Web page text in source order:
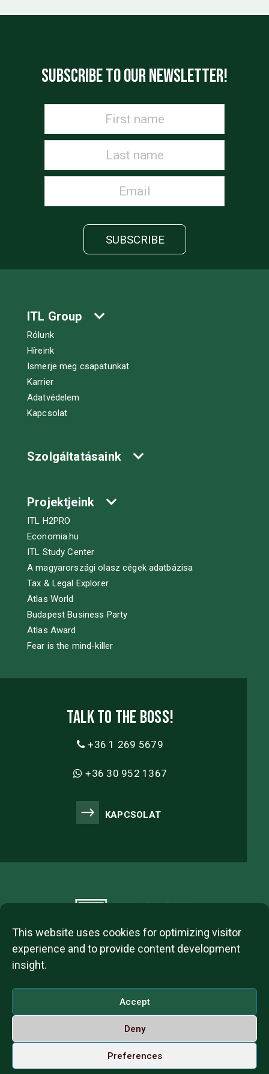
This website uses cookies for optimizing visitor
experience and to provide content development
insight.
Accept
Deny
Preferences
SUBSCRIBE TO OUR NEWSLETTER!
ITL Group
Rólunk
Híreink
Ismerje meg csapatunkat
Karrier
Adatvédelem
Kapcsolat
Szolgáltatásaink
Projektjeink
ITL H2PRO
Economia.hu
ITL Study Center
A magyarországi olasz cégek adatbázisa
Tax & Legal Explorer
Atlas World
Budapest Business Party
Atlas Award
Fear is the mind-killer
Talk to the boss!
+36 1 269 5679
+36 30 952 1367
KAPCSOLAT
Dózsa György út 84, 1068 Budapest, Hungary
VAT Number: 12093977-2-42